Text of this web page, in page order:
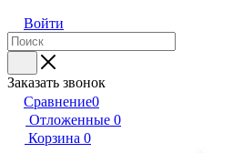
Войти
Заказать звонок
Сравнение0
Отложенные 0
Корзина 0